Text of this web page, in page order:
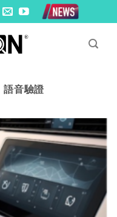
語音驗證